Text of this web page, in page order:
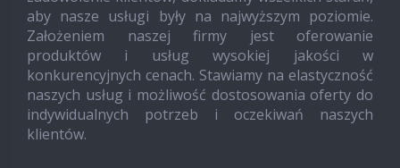
aby nasze usługi były na najwyższym poziomie.
Założeniem naszej firmy jest oferowanie
produktów i usług wysokiej jakości w
konkurencyjnych cenach. Stawiamy na elastyczność
naszych usług i możliwość dostosowania oferty do
indywidualnych potrzeb i oczekiwań naszych
klientów.